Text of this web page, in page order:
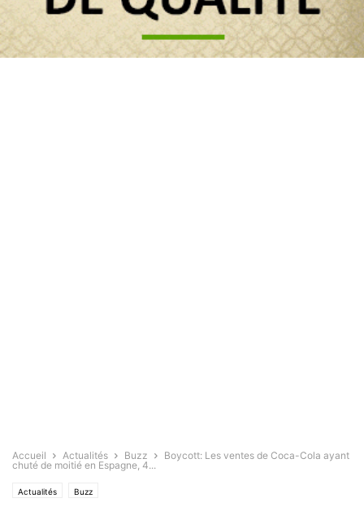
Accueil Actualités Buzz
Boycott: Les ventes de Coca-Cola ayant
chuté de moitié en Espagne, 4...
Actualités Buzz